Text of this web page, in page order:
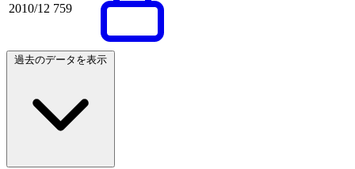
2010/12 759
過去のデータを表示